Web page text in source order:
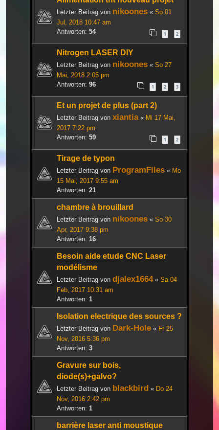
Letzter Beitrag von nikoones « So 01
Jul, 2018 10:47 am
Antworten: 54 1 2
Nitrogen LASER DIY
Letzter Beitrag von nikoones « So 27
Mai, 2018 2:05 pm
Antworten: 96 1 2 3
Et un projet de plus (part 2)
Letzter Beitrag von xiantia« Mi 17 Mai,
2017 7:22 pm
Antworten: 59 1 2
Tirage de typon
Letzter Beitrag von ProgramFiles « Mo
15 Mai, 2017 9:55 am
Antworten: 21
chambre à brouillard
Letzter Beitrag von nikoones « So 30
Apr, 2017 9:38 pm
Antworten: 16
Besoin aide etude CNC Laser
modélisme
Letzter Beitrag von djalex1664« Sa 04
Feb, 2017 10:31 am
Antworten: 1
Isolation electrique des sources ?
Letzter Beitrag von Dark-Hole « Fr 25
Nov, 2016 5:36 pm
Antworten: 3
Gravure sur bois,
diode(s)+galvo?
Letzter Beitrag von blackbird « Do 24
Nov, 2016 2:42 pm
Antworten: 1
barrière laser anti moustique